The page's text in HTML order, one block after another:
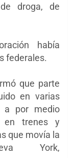
droga, de
había
federales.
que parte
en varias
a por medio
en trenes y
que movía la
York,